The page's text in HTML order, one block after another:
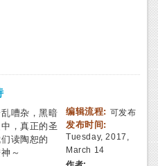
嘈杂，黑暗
，真正的圣
读陶恕的
～
编辑流程: 可发布
发布时间:
Tuesday, 2017,
March 14